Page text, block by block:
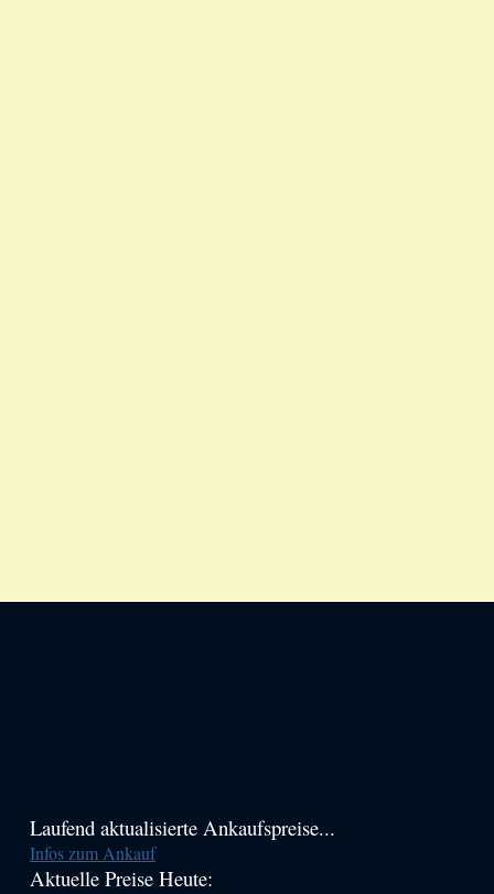
Haupt-
Sidebar
Laufend aktualisierte Ankaufspreise...
Infos zum Ankauf
Aktuelle Preise Heute: